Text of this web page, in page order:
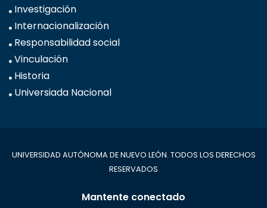
Investigación
Internacionalización
Responsabilidad social
Vinculación
Historia
Universiada Nacional
UNIVERSIDAD AUTÓNOMA DE NUEVO LEÓN. TODOS LOS DERECHOS
RESERVADOS
Mantente conectado